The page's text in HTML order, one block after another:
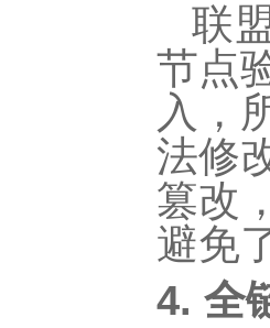
联
节点
入，
法修
篡改
避免
4. 全